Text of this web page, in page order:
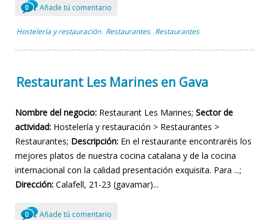
0 Añade tú comentario
Hostelería y restauración , Restaurantes , Restaurantes
Restaurant Les Marines en Gava
Nombre del negocio: Restaurant Les Marines; Sector de
actividad: Hostelería y restauración > Restaurantes >
Restaurantes; Descripción: En el restaurante encontraréis los
mejores platos de nuestra cocina catalana y de la cocina
internacional con la calidad presentación exquisita. Para ...;
Dirección: Calafell, 21-23 (gavamar)...
0 Añade tú comentario